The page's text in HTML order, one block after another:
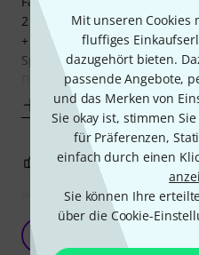
Mit unseren Cookies
fluffiges
dazugehört bieten.
passende Angebote,
und das Merken von
Sie okay ist, stimmen
für Präferenzen,
einfach durch einen
Sie können Ihre
über die Cookie-
2 Laptops, Apollo X, UAD-
+ 5 klein Kondensator Mics, 2
Spinnen.
Die 8 Kabel passten aber
Mehr anzeigen
0
Der steht !
Sanwood